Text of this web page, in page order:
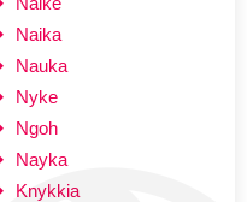
Naika
Nauka
Nyke
Ngoh
Nayka
Knykkia